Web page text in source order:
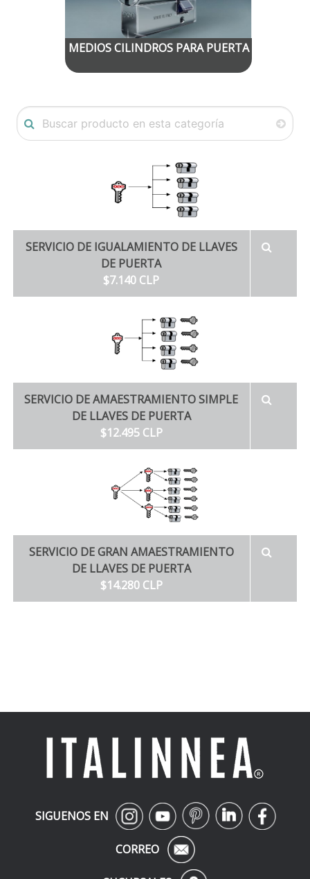
MEDIOS CILINDROS PARA PUERTA
SERVICIO DE IGUALAMIENTO DE LLAVES
DE PUERTA
$7.140 CLP
SERVICIO DE AMAESTRAMIENTO SIMPLE
DE LLAVES DE PUERTA
$12.495 CLP
SERVICIO DE GRAN AMAESTRAMIENTO
DE LLAVES DE PUERTA
$14.280 CLP
SIGUENOS EN
CORREO